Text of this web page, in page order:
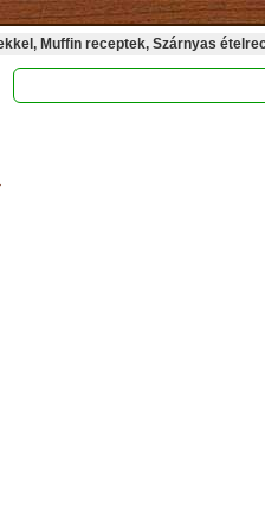
Muffin receptek, Szárnyas